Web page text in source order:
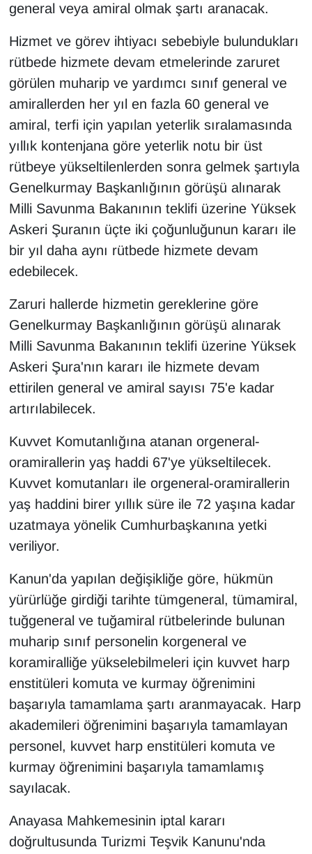
general veya amiral olmak şartı aranacak.
Hizmet ve görev ihtiyacı sebebiyle bulundukları
rütbede hizmete devam etmelerinde zaruret
görülen muharip ve yardımcı sınıf general ve
amirallerden her yıl en fazla 60 general ve
amiral, terfi için yapılan yeterlik sıralamasında
yıllık kontenjana göre yeterlik notu bir üst
rütbeye yükseltilenlerden sonra gelmek şartıyla
Genelkurmay Başkanlığının görüşü alınarak
Milli Savunma Bakanının teklifi üzerine Yüksek
Askeri Şuranın üçte iki çoğunluğunun kararı ile
bir yıl daha aynı rütbede hizmete devam
edebilecek.
Zaruri hallerde hizmetin gereklerine göre
Genelkurmay Başkanlığının görüşü alınarak
Milli Savunma Bakanının teklifi üzerine Yüksek
Askeri Şura'nın kararı ile hizmete devam
ettirilen general ve amiral sayısı 75'e kadar
artırılabilecek.
Kuvvet Komutanlığına atanan orgeneral-
oramirallerin yaş haddi 67'ye yükseltilecek.
Kuvvet komutanları ile orgeneral-oramirallerin
yaş haddini birer yıllık süre ile 72 yaşına kadar
uzatmaya yönelik Cumhurbaşkanına yetki
veriliyor.
Kanun'da yapılan değişikliğe göre, hükmün
yürürlüğe girdiği tarihte tümgeneral, tümamiral,
tuğgeneral ve tuğamiral rütbelerinde bulunan
muharip sınıf personelin korgeneral ve
koramiralliğe yükselebilmeleri için kuvvet harp
enstitüleri komuta ve kurmay öğrenimini
başarıyla tamamlama şartı aranmayacak. Harp
akademileri öğrenimini başarıyla tamamlayan
personel, kuvvet harp enstitüleri komuta ve
kurmay öğrenimini başarıyla tamamlamış
sayılacak.
Anayasa Mahkemesinin iptal kararı
doğrultusunda Turizmi Teşvik Kanunu'nda
Kim Kimdir?
Kültür & Sanat
KURDÎ
MAGAZİN
MEDYA
ONE EKONOMİ
POLİTİKA
Resmi İlanlar
RÖPORTAJ
Seri İlan
Sinema - TV
SİYASET
SPOR
TEBRİK
TEKNOLOJİ
Turizm
VAN'DA SPOR
Vasıta
YAŞAM
YEREL